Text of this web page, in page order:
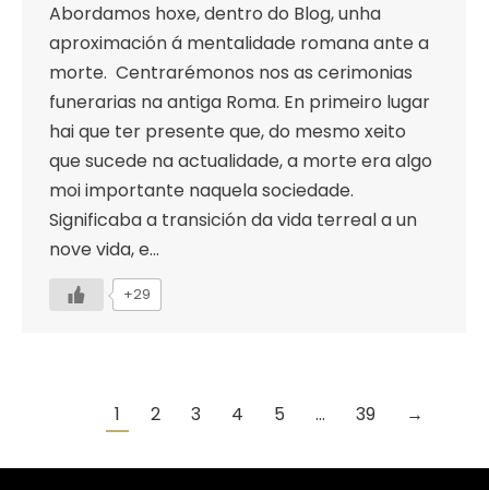
Abordamos hoxe, dentro do Blog, unha
aproximación á mentalidade romana ante a
morte. Centrarémonos nos as cerimonias
funerarias na antiga Roma. En primeiro lugar
hai que ter presente que, do mesmo xeito
que sucede na actualidade, a morte era algo
moi importante naquela sociedade.
Significaba a transición da vida terreal a un
nove vida, e…
+29
1 2 3 4 5 … 39 →